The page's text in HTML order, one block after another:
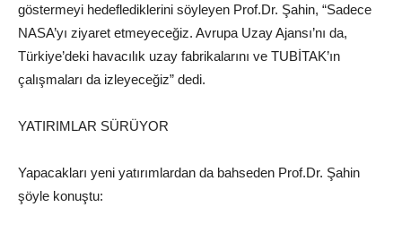
göstermeyi hedeflediklerini söyleyen Prof.Dr. Şahin, “Sadece
NASA’yı ziyaret etmeyeceğiz. Avrupa Uzay Ajansı’nı da,
Türkiye’deki havacılık uzay fabrikalarını ve TUBİTAK’ın
çalışmaları da izleyeceğiz” dedi.
YATIRIMLAR SÜRÜYOR
Yapacakları yeni yatırımlardan da bahseden Prof.Dr. Şahin
şöyle konuştu: